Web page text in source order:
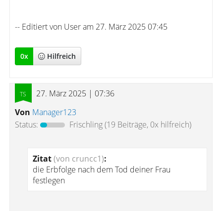
-- Editiert von User am 27. März 2025 07:45
0x Hilfreich
27. März 2025 | 07:36
Von Manager123
Status:
Frischling(19 Beiträge, 0x hilfreich)
Zitat(von cruncc1):
die Erbfolge nach dem Tod deiner Frau
festlegen